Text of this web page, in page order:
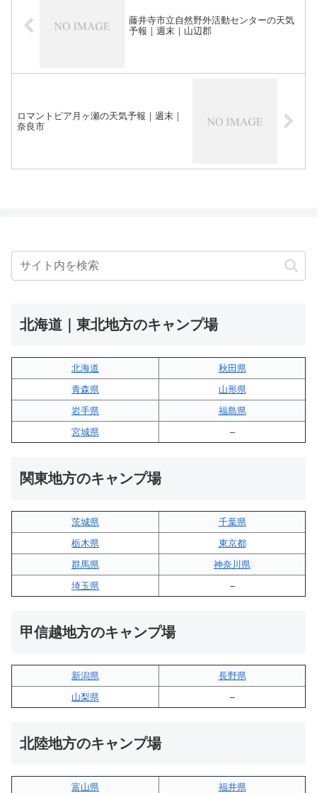
藤井寺市立自然野外活動センターの天気
予報｜週末｜山辺郡
ロマントピア月ヶ瀬の天気予報｜週末｜
奈良市
北海道｜東北地方のキャンプ場
北海道
秋田県
青森県
山形県
岩手県
福島県
宮城県
–
関東地方のキャンプ場
茨城県
千葉県
栃木県
東京都
群馬県
神奈川県
埼玉県
–
甲信越地方のキャンプ場
新潟県
長野県
山梨県
–
北陸地方のキャンプ場
富山県
福井県